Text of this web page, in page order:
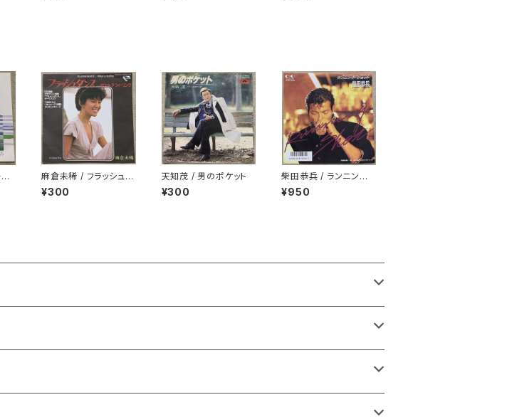
麻倉未稀 / フラッシュダ
ンス
¥300
天知茂 / 男のポケット
¥300
柴田恭兵 / ランニング・
ショット
¥950